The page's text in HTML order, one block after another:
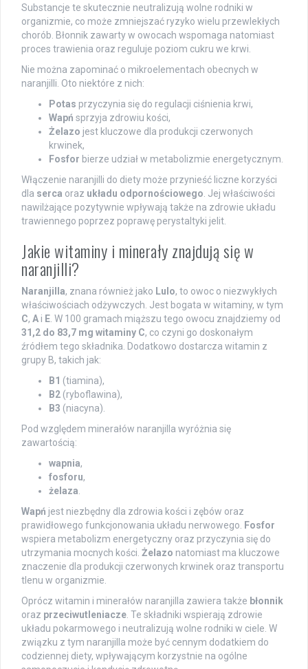
Substancje te skutecznie neutralizują wolne rodniki w
organizmie, co może zmniejszać ryzyko wielu przewlekłych
chorób. Błonnik zawarty w owocach wspomaga natomiast
proces trawienia oraz reguluje poziom cukru we krwi.
Nie można zapominać o mikroelementach obecnych w
naranjilli. Oto niektóre z nich:
Potas przyczynia się do regulacji ciśnienia krwi,
Wapń sprzyja zdrowiu kości,
Żelazo jest kluczowe dla produkcji czerwonych
krwinek,
Fosfor bierze udział w metabolizmie energetycznym.
Włączenie naranjilli do diety może przynieść liczne korzyści
dla serca oraz układu odpornościowego . Jej właściwości
nawilżające pozytywnie wpływają także na zdrowie układu
trawiennego poprzez poprawę perystaltyki jelit.
Jakie witaminy i minerały znajdują się w
naranjilli?
Naranjilla, znana również jako Lulo, to owoc o niezwykłych
właściwościach odżywczych. Jest bogata w witaminy, w tym
C, A i E . W 100 gramach miąższu tego owocu znajdziemy od
31,2 do 83,7 mg witaminy C, co czyni go doskonałym
źródłem tego składnika. Dodatkowo dostarcza witamin z
grupy B, takich jak:
B1 (tiamina),
B2 (ryboflawina),
B3 (niacyna).
Pod względem minerałów naranjilla wyróżnia się
zawartością:
wapnia,
fosforu,
żelaza
Wapń jest niezbędny dla zdrowia kości i zębów oraz
prawidłowego funkcjonowania układu nerwowego.
Fosfor
wspiera metabolizm energetyczny oraz przyczynia się do
utrzymania mocnych kości. Żelazo natomiast ma kluczowe
znaczenie dla produkcji czerwonych krwinek oraz transportu
tlenu w organizmie.
Oprócz witamin i minerałów naranjilla zawiera także błonnik
oraz przeciwutleniacze . Te składniki wspierają zdrowie
układu pokarmowego i neutralizują wolne rodniki w ciele. W
związku z tym naranjilla może być cennym dodatkiem do
codziennej diety, wpływającym korzystnie na ogólne